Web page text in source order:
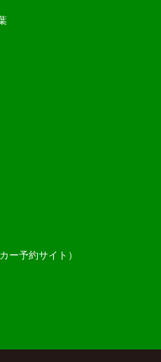
ー予約サイト）